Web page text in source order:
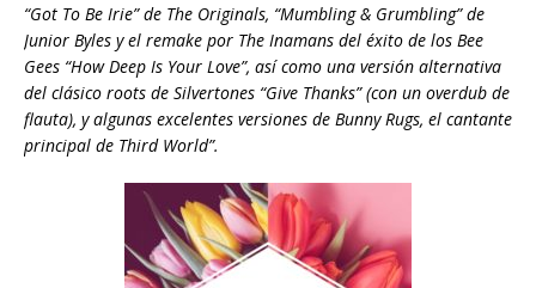
“Got To Be Irie” de The Originals, “Mumbling & Grumbling” de
Junior Byles y el remake por The Inamans del éxito de los Bee
Gees “How Deep Is Your Love”, así como una versión alternativa
del clásico roots de Silvertones “Give Thanks” (con un overdub de
flauta), y algunas excelentes versiones de Bunny Rugs, el cantante
principal de Third World”.